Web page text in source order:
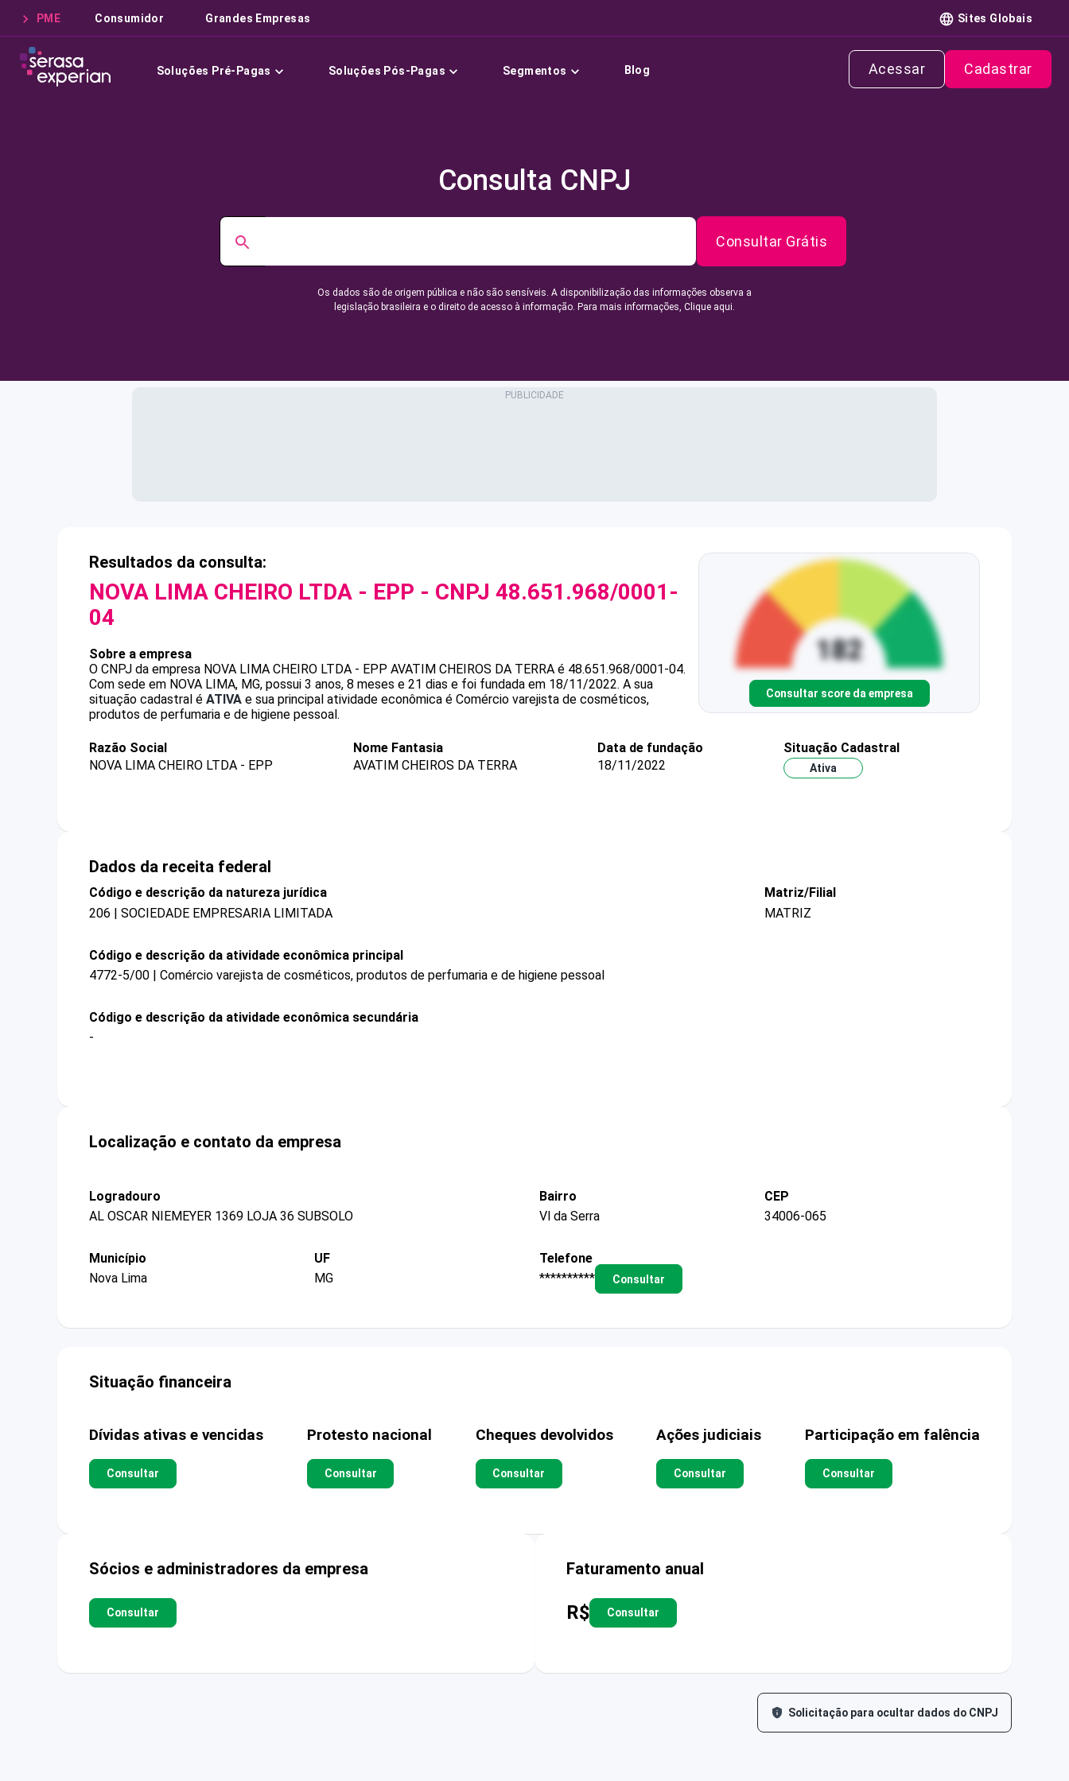
PME Consumidor Grandes Empresas Sites Globais
Soluções Pré-Pagas Soluções Pós-Pagas Segmentos Blog Acessar Cadastrar
Consulta CNPJ
Consultar Grátis
Os dados são de origem pública e não são sensíveis. A disponibilização das informações observa a
legislação brasileira e o direito de acesso à informação. Para mais informações, Clique aqui.
Resultados da consulta:
NOVA LIMA CHEIRO LTDA - EPP - CNPJ 48.651.968/0001-
04
Sobre a empresa
O CNPJ da empresa NOVA LIMA CHEIRO LTDA - EPP AVATIM CHEIROS DA TERRA é 48.651.968/0001-04.
Com sede em NOVA LIMA, MG, possui 3 anos, 8 meses e 21 dias e foi fundada em 18/11/2022. A sua
situação cadastral é ATIVA e sua principal atividade econômica é Comércio varejista de cosméticos,
produtos de perfumaria e de higiene pessoal.
Consultar score da empresa
Razão Social
NOVA LIMA CHEIRO LTDA - EPP
Nome Fantasia
AVATIM CHEIROS DA TERRA
Data de fundação
18/11/2022
Situação Cadastral
Ativa
Dados da receita federal
Código e descrição da natureza jurídica
206 | SOCIEDADE EMPRESARIA LIMITADA
Matriz/Filial
MATRIZ
Código e descrição da atividade econômica principal
4772-5/00 | Comércio varejista de cosméticos, produtos de perfumaria e de higiene pessoal
Código e descrição da atividade econômica secundária
-
Localização e contato da empresa
Logradouro
AL OSCAR NIEMEYER 1369 LOJA 36 SUBSOLO
Bairro
Vl da Serra
CEP
34006-065
Município
Nova Lima
UF
MG
Telefone
**********
Consultar
Situação financeira
Dívidas ativas e vencidas
Consultar
Protesto nacional
Consultar
Cheques devolvidos
Consultar
Ações judiciais
Consultar
Participação em falência
Consultar
Sócios e administradores da empresa
Consultar
Faturamento anual
R$ Consultar
Solicitação para ocultar dados do CNPJ